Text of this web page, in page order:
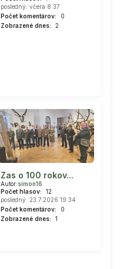
posledný: včera 8:37
Počet komentárov:
0
Zobrazené dnes:
2
Zas o 100 rokov...
Autor:simon16
Počet hlasov:
12
posledný: 23.7.2026 19:34
Počet komentárov:
0
Zobrazené dnes:
1